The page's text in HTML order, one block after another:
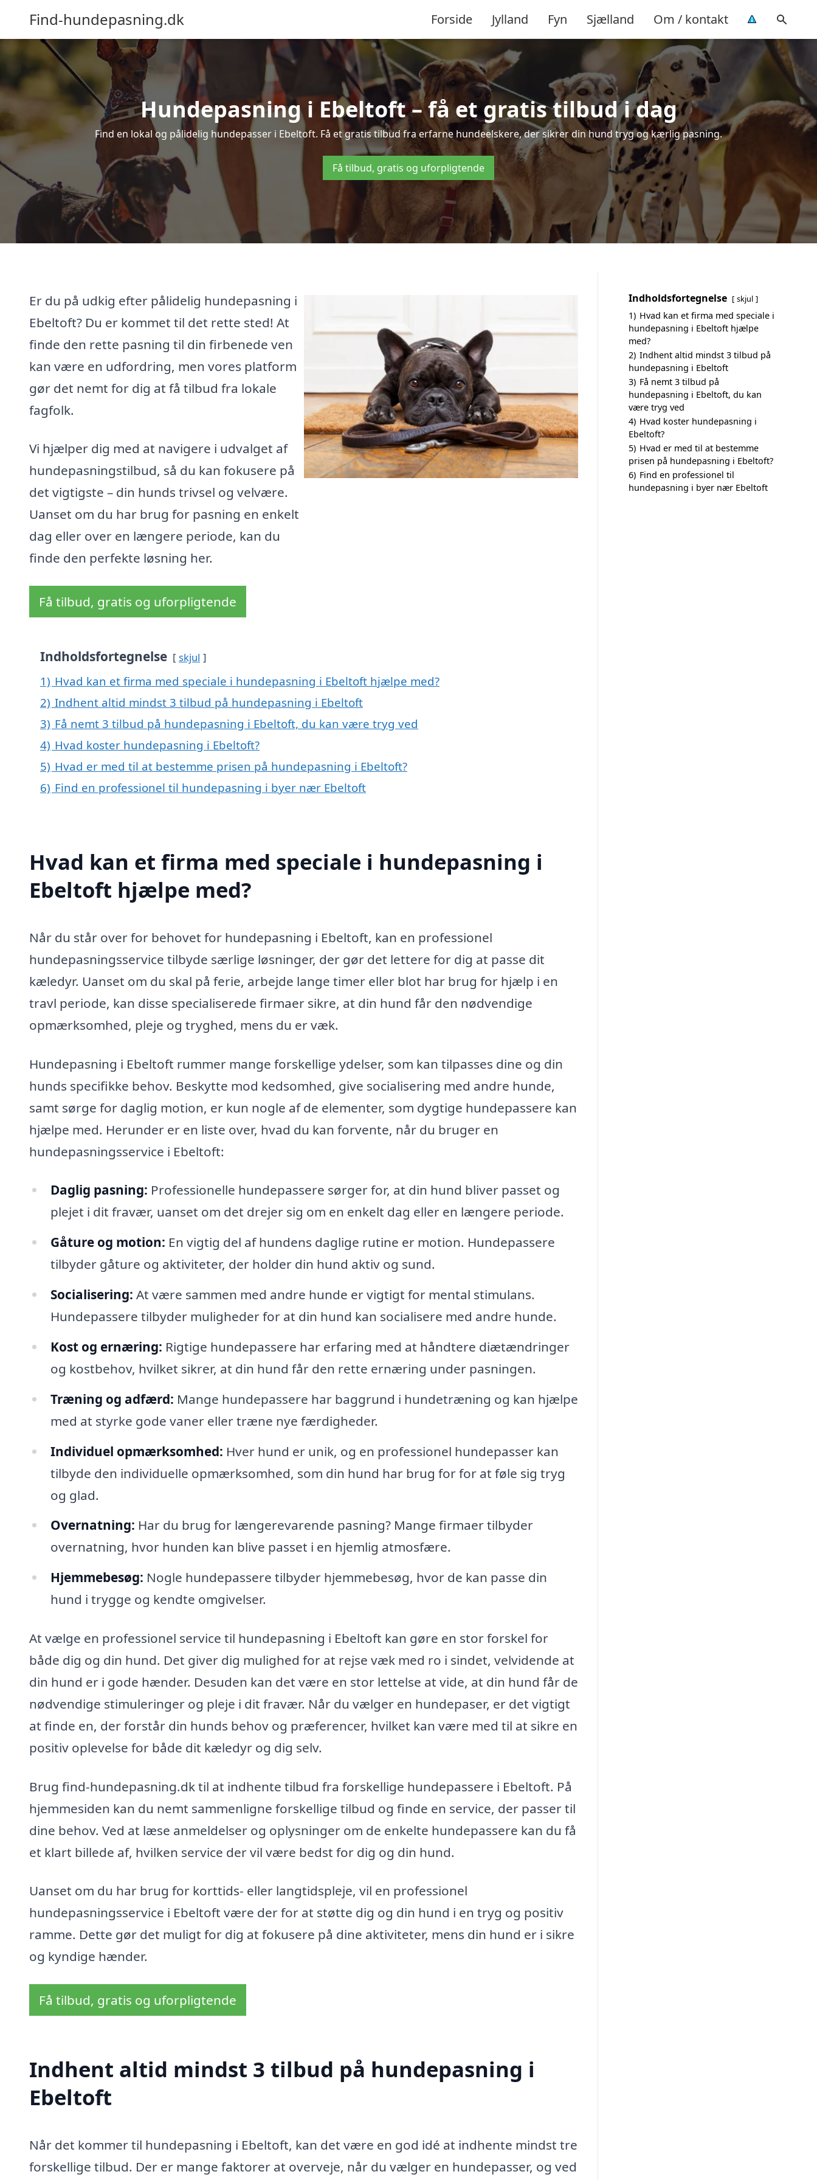
Find-hundepasning.dk Forside Jylland Fyn Sjælland Om / kontakt
Hundepasning i Ebeltoft – få et gratis tilbud i dag
Find en lokal og pålidelig hundepasser i Ebeltoft. Få et gratis tilbud fra erfarne hundeelskere, der sikrer din hund tryg og kærlig pasning.
Få tilbud, gratis og uforpligtende
Er du på udkig efter pålidelig hundepasning i
Ebeltoft? Du er kommet til det rette sted! At
finde den rette pasning til din firbenede ven
kan være en udfordring, men vores platform
gør det nemt for dig at få tilbud fra lokale
fagfolk.
Vi hjælper dig med at navigere i udvalget af
hundepasningstilbud, så du kan fokusere på
det vigtigste – din hunds trivsel og velvære.
Uanset om du har brug for pasning en enkelt
dag eller over en længere periode, kan du
finde den perfekte løsning her.
Få tilbud, gratis og uforpligtende
Indholdsfortegnelse skjul
1) Hvad kan et firma med speciale i hundepasning i Ebeltoft hjælpe med?
2) Indhent altid mindst 3 tilbud på hundepasning i Ebeltoft
3) Få nemt 3 tilbud på hundepasning i Ebeltoft, du kan være tryg ved
4) Hvad koster hundepasning i Ebeltoft?
5) Hvad er med til at bestemme prisen på hundepasning i Ebeltoft?
6) Find en professionel til hundepasning i byer nær Ebeltoft
Hvad kan et firma med speciale i hundepasning i
Ebeltoft hjælpe med?
Når du står over for behovet for hundepasning i Ebeltoft, kan en professionel
hundepasningsservice tilbyde særlige løsninger, der gør det lettere for dig at passe dit
kæledyr. Uanset om du skal på ferie, arbejde lange timer eller blot har brug for hjælp i en
travl periode, kan disse specialiserede firmaer sikre, at din hund får den nødvendige
opmærksomhed, pleje og tryghed, mens du er væk.
Hundepasning i Ebeltoft rummer mange forskellige ydelser, som kan tilpasses dine og din
hunds specifikke behov. Beskytte mod kedsomhed, give socialisering med andre hunde,
samt sørge for daglig motion, er kun nogle af de elementer, som dygtige hundepassere kan
hjælpe med. Herunder er en liste over, hvad du kan forvente, når du bruger en
hundepasningsservice i Ebeltoft:
Daglig pasning: Professionelle hundepassere sørger for, at din hund bliver passet og
plejet i dit fravær, uanset om det drejer sig om en enkelt dag eller en længere periode.
Gåture og motion: En vigtig del af hundens daglige rutine er motion. Hundepassere
tilbyder gåture og aktiviteter, der holder din hund aktiv og sund.
Socialisering: At være sammen med andre hunde er vigtigt for mental stimulans.
Hundepassere tilbyder muligheder for at din hund kan socialisere med andre hunde.
Kost og ernæring: Rigtige hundepassere har erfaring med at håndtere diætændringer
og kostbehov, hvilket sikrer, at din hund får den rette ernæring under pasningen.
Træning og adfærd: Mange hundepassere har baggrund i hundetræning og kan hjælpe
med at styrke gode vaner eller træne nye færdigheder.
Individuel opmærksomhed: Hver hund er unik, og en professionel hundepasser kan
tilbyde den individuelle opmærksomhed, som din hund har brug for for at føle sig tryg
og glad.
Overnatning: Har du brug for længerevarende pasning? Mange firmaer tilbyder
overnatning, hvor hunden kan blive passet i en hjemlig atmosfære.
Hjemmebesøg: Nogle hundepassere tilbyder hjemmebesøg, hvor de kan passe din
hund i trygge og kendte omgivelser.
At vælge en professionel service til hundepasning i Ebeltoft kan gøre en stor forskel for
både dig og din hund. Det giver dig mulighed for at rejse væk med ro i sindet, velvidende at
din hund er i gode hænder. Desuden kan det være en stor lettelse at vide, at din hund får de
nødvendige stimuleringer og pleje i dit fravær. Når du vælger en hundepaser, er det vigtigt
at finde en, der forstår din hunds behov og præferencer, hvilket kan være med til at sikre en
positiv oplevelse for både dit kæledyr og dig selv.
Brug find-hundepasning.dk til at indhente tilbud fra forskellige hundepassere i Ebeltoft. På
hjemmesiden kan du nemt sammenligne forskellige tilbud og finde en service, der passer til
dine behov. Ved at læse anmeldelser og oplysninger om de enkelte hundepassere kan du få
et klart billede af, hvilken service der vil være bedst for dig og din hund.
Uanset om du har brug for korttids- eller langtidspleje, vil en professionel
hundepasningsservice i Ebeltoft være der for at støtte dig og din hund i en tryg og positiv
ramme. Dette gør det muligt for dig at fokusere på dine aktiviteter, mens din hund er i sikre
og kyndige hænder.
Få tilbud, gratis og uforpligtende
Indhent altid mindst 3 tilbud på hundepasning i
Ebeltoft
Når det kommer til hundepasning i Ebeltoft, kan det være en god idé at indhente mindst tre
forskellige tilbud. Der er mange faktorer at overveje, når du vælger en hundepasser, og ved
Indholdsfortegnelse skjul
1) Hvad kan et firma med speciale i
hundepasning i Ebeltoft hjælpe
med?
2) Indhent altid mindst 3 tilbud på
hundepasning i Ebeltoft
3) Få nemt 3 tilbud på
hundepasning i Ebeltoft, du kan
være tryg ved
4) Hvad koster hundepasning i
Ebeltoft?
5) Hvad er med til at bestemme
prisen på hundepasning i Ebeltoft?
6) Find en professionel til
hundepasning i byer nær Ebeltoft